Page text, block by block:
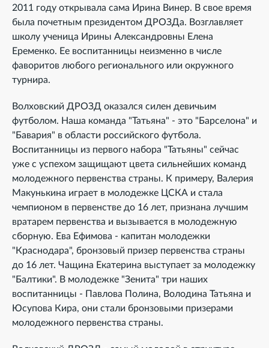
2011 году открывала сама Ирина Винер. В свое время
была почетным президентом ДРОЗДа. Возглавляет
школу ученица Ирины Александровны Елена
Еременко. Ее воспитанницы неизменно в числе
фаворитов любого регионального или окружного
турнира.
Волховский ДРОЗД оказался силен девичьим
футболом. Наша команда "Татьяна" - это "Барселона" и
"Бавария" в области российского футбола.
Воспитанницы из первого набора "Татьяны" сейчас
уже с успехом защищают цвета сильнейших команд
молодежного первенства страны. К примеру, Валерия
Макунькина играет в молодежке ЦСКА и стала
чемпионом в первенстве до 16 лет, признана лучшим
вратарем первенства и вызывается в молодежную
сборную. Ева Ефимова - капитан молодежки
"Краснодара", бронзовый призер первенства страны
до 16 лет. Чащина Екатерина выступает за молодежку
"Балтики". В молодежке "Зенита" три наших
воспитанницы - Павлова Полина, Володина Татьяна и
Юсупова Кира, они стали бронзовыми призерами
молодежного первенства страны.